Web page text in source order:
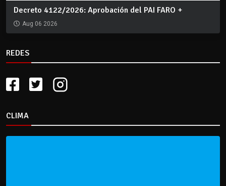
Decreto 4122/2026: Aprobación del PAI FARO +
Aug 06 2026
REDES
CLIMA